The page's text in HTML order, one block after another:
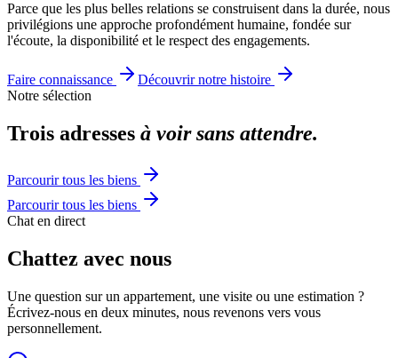
Parce que les plus belles relations se construisent dans la durée, nous
privilégions une approche profondément humaine, fondée sur
l'écoute, la disponibilité et le respect des engagements.
Faire connaissance
Découvrir notre histoire
Notre sélection
Trois adresses à voir sans attendre.
Parcourir tous les biens
Parcourir tous les biens
Chat en direct
Chattez avec nous
Une question sur un appartement, une visite ou une estimation ?
Écrivez-nous en deux minutes, nous revenons vers vous
personnellement.